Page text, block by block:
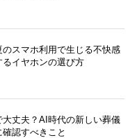
スマホ利用で生じる不快感
イヤホンの選び方
丈夫？AI時代の新しい葬儀
認すべきこと